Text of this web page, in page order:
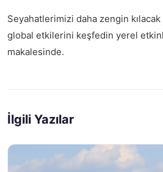
Seyahatlerimizi daha zengin
global etkilerini keşfedin yerel
makalesinde.
İlgili Yazılar